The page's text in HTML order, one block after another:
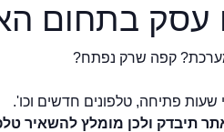
עסק בתחום
קפה שרק נפתח?
שעות פתיחה, טלפונים חדשים וכו'.
תיבדק ולכן מומלץ להשאיר